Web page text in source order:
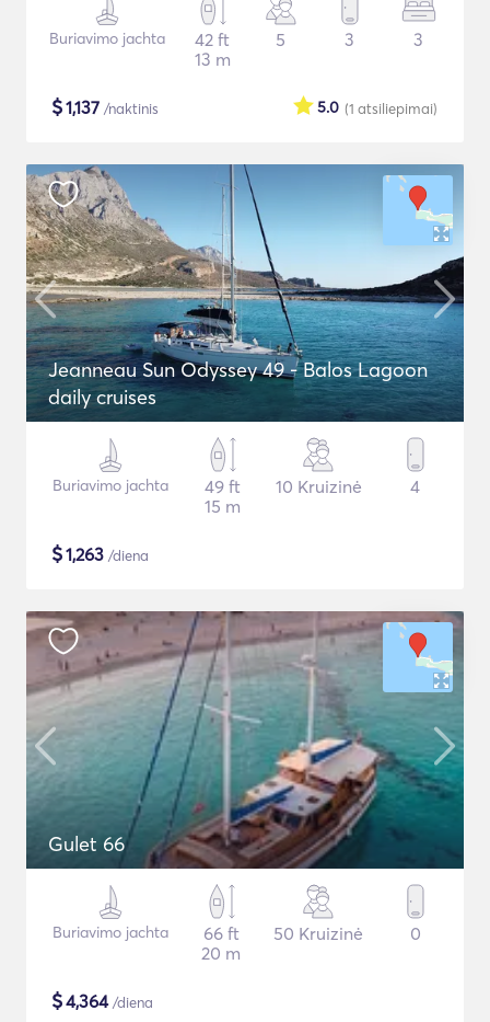
Buriavimo jachta
42 ft
13 m
5 3 3
$1,137 /naktinis (1 atsiliepimai)
5.0
Jeanneau Sun Odyssey 49 - Balos Lagoon
daily cruises
Buriavimo jachta
49 ft
15 m
10 Kruizinė 4
$1,263 /diena
Gulet 66
Buriavimo jachta
66 ft
20 m
50 Kruizinė 0
$4,364/diena